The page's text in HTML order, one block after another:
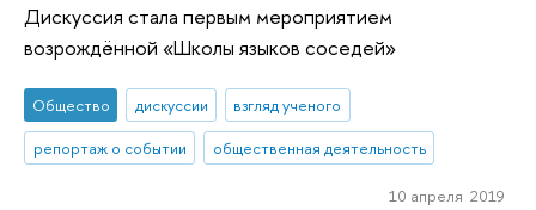
Дискуссия стала первым мероприятием
возрождённой «Школы языков соседей»
Общество дискуссии
взгляд ученого
репортаж о событии
общественная деятельность
10 апреля 2019